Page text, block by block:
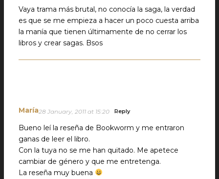
Vaya trama más brutal, no conocía la saga, la verdad
es que se me empieza a hacer un poco cuesta arriba
la manía que tienen últimamente de no cerrar los
libros y crear sagas. Bsos
María28 January, 2011 at 15:20 Reply
Bueno leí la reseña de Bookworm y me entraron
ganas de leer el libro.
Con la tuya no se me han quitado. Me apetece
cambiar de género y que me entretenga.
La reseña muy buena